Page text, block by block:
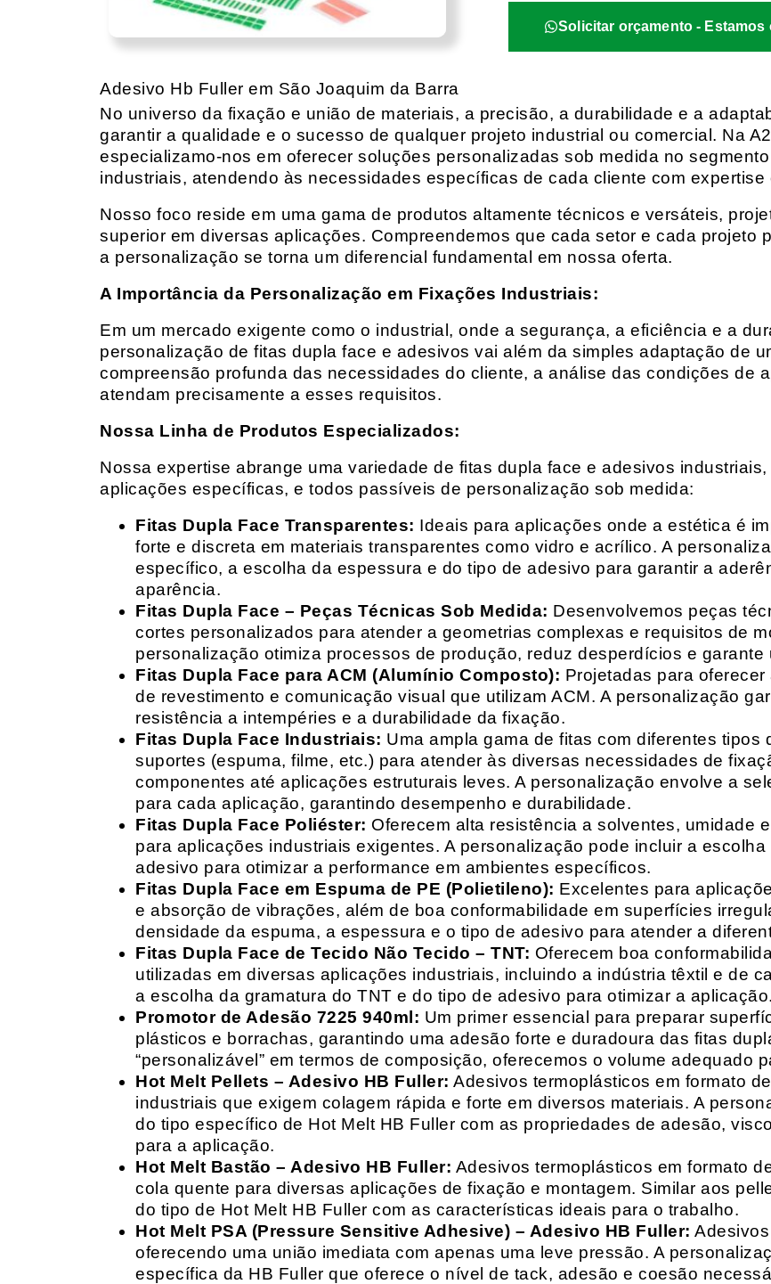
Solicitar orçamento - Estamos
Adesivo Hb Fuller em São Joaquim da Barra
No universo da fixação e união de materiais, a precisão, a durabilidade e a
garantir a qualidade e o sucesso de qualquer projeto industrial ou comercial. Na
especializamo-nos em oferecer soluções personalizadas sob medida no
industriais, atendendo às necessidades específicas de cada cliente com expertise
Nosso foco reside em uma gama de produtos altamente técnicos e versáteis,
superior em diversas aplicações. Compreendemos que cada setor e cada projeto
a personalização se torna um diferencial fundamental em nossa oferta.
A Importância da Personalização em Fixações Industriais:
Em um mercado exigente como o industrial, onde a segurança, a eficiência e a
personalização de fitas dupla face e adesivos vai além da simples adaptação de
compreensão profunda das necessidades do cliente, a análise das condições de
atendam precisamente a esses requisitos.
Nossa Linha de Produtos Especializados:
Nossa expertise abrange uma variedade de fitas dupla face e adesivos
aplicações específicas, e todos passíveis de personalização sob medida:
Fitas Dupla Face Transparentes: Ideais para aplicações onde a estética é
forte e discreta em materiais transparentes como vidro e acrílico. A
específico, a escolha da espessura e do tipo de adesivo para garantir a
aparência.
Fitas Dupla Face – Peças Técnicas Sob Medida: Desenvolvemos peças
cortes personalizados para atender a geometrias complexas e requisitos de
personalização otimiza processos de produção, reduz desperdícios e garante
Fitas Dupla Face para ACM (Alumínio Composto): Projetadas para
de revestimento e comunicação visual que utilizam ACM. A personalização
resistência a intempéries e a durabilidade da fixação.
Fitas Dupla Face Industriais: Uma ampla gama de fitas com diferentes
suportes (espuma, filme, etc.) para atender às diversas necessidades de
componentes até aplicações estruturais leves. A personalização envolve a
para cada aplicação, garantindo desempenho e durabilidade.
Fitas Dupla Face Poliéster: Oferecem alta resistência a solventes, umidade
para aplicações industriais exigentes. A personalização pode incluir a
adesivo para otimizar a performance em ambientes específicos.
Fitas Dupla Face em Espuma de PE (Polietileno): Excelentes para
e absorção de vibrações, além de boa conformabilidade em superfícies
densidade da espuma, a espessura e o tipo de adesivo para atender a
Fitas Dupla Face de Tecido Não Tecido – TNT: Oferecem boa
utilizadas em diversas aplicações industriais, incluindo a indústria têxtil e de
a escolha da gramatura do TNT e do tipo de adesivo para otimizar a aplicação.
Promotor de Adesão 7225 940ml: Um primer essencial para preparar
plásticos e borrachas, garantindo uma adesão forte e duradoura das fitas
“personalizável” em termos de composição, oferecemos o volume adequado
Hot Melt Pellets – Adesivo HB Fuller: Adesivos termoplásticos em formato
industriais que exigem colagem rápida e forte em diversos materiais. A
do tipo específico de Hot Melt HB Fuller com as propriedades de adesão,
para a aplicação.
Hot Melt Bastão – Adesivo HB Fuller: Adesivos termoplásticos em formato
cola quente para diversas aplicações de fixação e montagem. Similar aos
do tipo de Hot Melt HB Fuller com as características ideais para o trabalho.
Hot Melt PSA (Pressure Sensitive Adhesive) – Adesivo HB Fuller:
oferecendo uma união imediata com apenas uma leve pressão. A
específica da HB Fuller que oferece o nível de tack, adesão e coesão